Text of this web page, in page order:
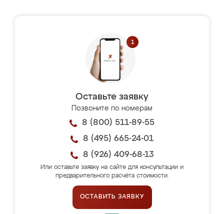
Оставьте заявку
Позвоните по номерам
8 (800) 511-89-55
8 (495) 665-24-01
8 (926) 409-68-13
Или оставьте заявку на сайте для консультации и
предварительного расчёта стоимости.
ОСТАВИТЬ ЗАЯВКУ